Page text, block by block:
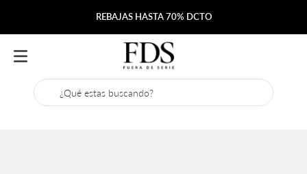
Envío gratis desde $200.000
¿Qué estas buscando?